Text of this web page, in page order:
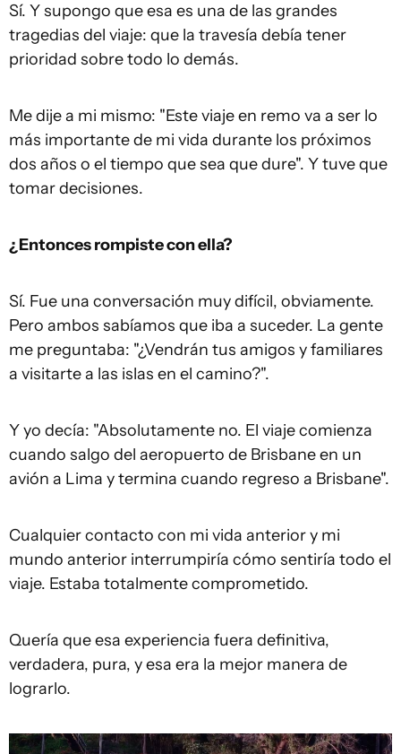
Sí. Y supongo que esa es una de las grandes
tragedias del viaje: que la travesía debía tener
prioridad sobre todo lo demás.
Me dije a mi mismo: "Este viaje en remo va a ser lo
más importante de mi vida durante los próximos
dos años o el tiempo que sea que dure". Y tuve que
tomar decisiones.
¿Entonces rompiste con ella?
Sí. Fue una conversación muy difícil, obviamente.
Pero ambos sabíamos que iba a suceder. La gente
me preguntaba: "¿Vendrán tus amigos y familiares
a visitarte a las islas en el camino?".
Y yo decía: "Absolutamente no. El viaje comienza
cuando salgo del aeropuerto de Brisbane en un
avión a Lima y termina cuando regreso a Brisbane".
Cualquier contacto con mi vida anterior y mi
mundo anterior interrumpiría cómo sentiría todo el
viaje. Estaba totalmente comprometido.
Quería que esa experiencia fuera definitiva,
verdadera, pura, y esa era la mejor manera de
lograrlo.